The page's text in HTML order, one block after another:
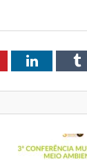
LinkedIn